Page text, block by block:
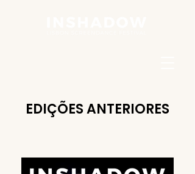
EDIÇÕES ANTERIORES